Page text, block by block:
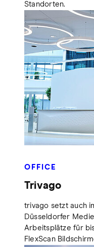
Standorten.
OFFICE
Trivago
trivago setzt auch
Düsseldorfer
Arbeitsplätze für
FlexScan